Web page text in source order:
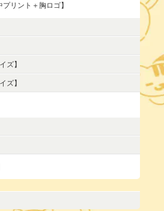
リント＋胸ロゴ】
ズ】
ズ】